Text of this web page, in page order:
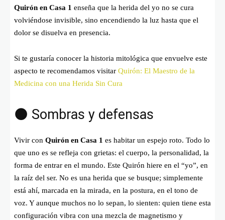
Quirón en Casa 1 enseña que la herida del yo no se cura
volviéndose invisible, sino encendiendo la luz hasta que el
dolor se disuelva en presencia.
Si te gustaría conocer la historia mitológica que envuelve este
aspecto te recomendamos visitar Quirón: El Maestro de la
Medicina con una Herida Sin Cura
🌑 Sombras y defensas
Vivir con Quirón en Casa 1 es habitar un espejo roto. Todo lo
que uno es se refleja con grietas: el cuerpo, la personalidad, la
forma de entrar en el mundo. Este Quirón hiere en el “yo”, en
la raíz del ser. No es una herida que se busque; simplemente
está ahí, marcada en la mirada, en la postura, en el tono de
voz. Y aunque muchos no lo sepan, lo sienten: quien tiene esta
configuración vibra con una mezcla de magnetismo y